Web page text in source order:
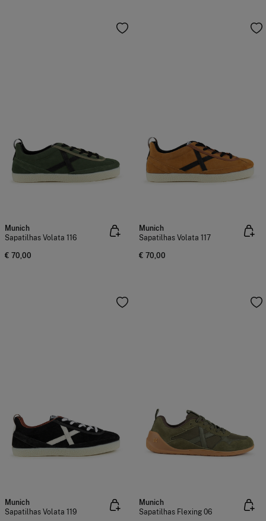
Munich
Sapatilhas Volata 116
€ 70,00
Munich
Sapatilhas Volata 117
€ 70,00
Munich
Sapatilhas Volata 119
Munich
Sapatilhas Flexing 06